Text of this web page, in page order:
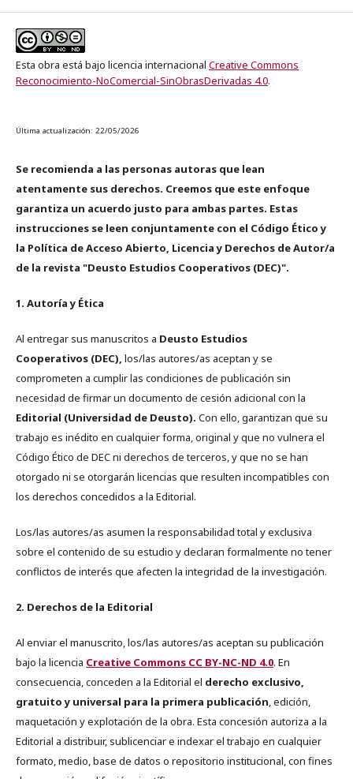
Esta obra está bajo licencia internacional Creative Commons
Reconocimiento-NoComercial-SinObrasDerivadas 4.0.
Última actualización: 22/05/2026
Se recomienda a las personas autoras que lean
atentamente sus derechos. Creemos que este enfoque
garantiza un acuerdo justo para ambas partes. Estas
instrucciones se leen conjuntamente con el Código Ético y
la Política de Acceso Abierto, Licencia y Derechos de Autor/a
de la revista "Deusto Estudios Cooperativos (DEC)".
1. Autoría y Ética
Al entregar sus manuscritos a Deusto Estudios
Cooperativos (DEC), los/las autores/as aceptan y se
comprometen a cumplir las condiciones de publicación sin
necesidad de firmar un documento de cesión adicional con la
Editorial (Universidad de Deusto). Con ello, garantizan que su
trabajo es inédito en cualquier forma, original y que no vulnera el
Código Ético de DEC ni derechos de terceros, y que no se han
otorgado ni se otorgarán licencias que resulten incompatibles con
los derechos concedidos a la Editorial.
Los/las autores/as asumen la responsabilidad total y exclusiva
sobre el contenido de su estudio y declaran formalmente no tener
conflictos de interés que afecten la integridad de la investigación.
2. Derechos de la Editorial
Al enviar el manuscrito, los/las autores/as aceptan su publicación
bajo la licencia Creative Commons CC BY-NC-ND 4.0. En
consecuencia, conceden a la Editorial el derecho exclusivo,
gratuito y universal para la primera publicación, edición,
maquetación y explotación de la obra. Esta concesión autoriza a la
Editorial a distribuir, sublicenciar e indexar el trabajo en cualquier
formato, medio, base de datos o repositorio institucional, con fines